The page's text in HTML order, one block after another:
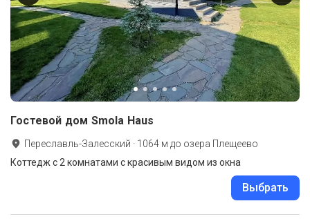
Гостевой дом Smola Haus
Переславль-Залесский · 1064 м до озера Плещеево
Коттедж с 2 комнатами с красивым видом из окна
Выбрать